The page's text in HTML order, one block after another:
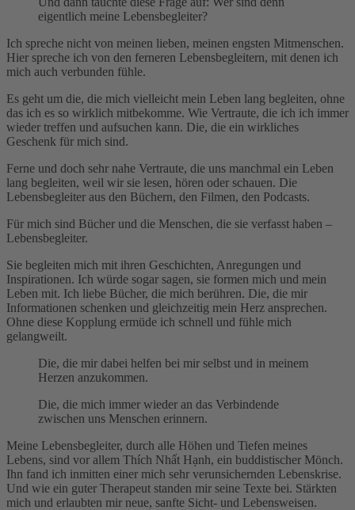
eigentlich meine Lebensbegleiter?
Ich spreche nicht von meinen lieben, meinen engsten Mitmenschen.
Hier spreche ich von den ferneren Lebensbegleitern, mit denen ich
mich auch verbunden fühle.
Es geht um die, die mich vielleicht mein Leben lang begleiten, ohne
das ich es so wirklich mitbekomme. Wie Vertraute, die ich ich immer
wieder treffen und aufsuchen kann. Die, die ein wirkliches
Geschenk für mich sind.
Ferne und doch sehr nahe Vertraute, die uns manchmal ein Leben
lang begleiten, weil wir sie lesen, hören oder schauen. Die
Lebensbegleiter aus den Büchern, den Filmen, den Podcasts.
Für mich sind Bücher und die Menschen, die sie verfasst haben –
Lebensbegleiter.
Sie begleiten mich mit ihren Geschichten, Anregungen und
Inspirationen. Ich würde sogar sagen, sie formen mich und mein
Leben mit. Ich liebe Bücher, die mich berühren. Die, die mir
Informationen schenken und gleichzeitig mein Herz ansprechen.
Ohne diese Kopplung ermüde ich schnell und fühle mich
gelangweilt.
Die, die mir dabei helfen bei mir selbst und in meinem
Herzen anzukommen.
Die, die mich immer wieder an das Verbindende
zwischen uns Menschen erinnern.
Meine Lebensbegleiter, durch alle Höhen und Tiefen meines
Lebens, sind vor allem Thích Nhất Hạnh, ein buddistischer Mönch.
Ihn fand ich inmitten einer mich sehr verunsichernden Lebenskrise.
Und wie ein guter Therapeut standen mir seine Texte bei. Stärkten
mich und erlaubten mir neue, sanfte Sicht- und Lebensweisen.